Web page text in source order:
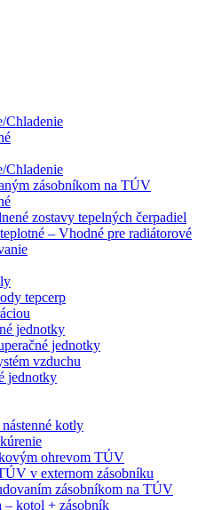
Chladenie
Chladenie
zásobníkom na TÚV
zostavy tepelných čerpadiel
– Vhodné pre radiátorové
tepcerp
jednotky
jednotky
vzduchu
jednotky
kotly
ohrevom TÚV
v externom zásobníku
zásobníkom na TÚV
– kotol + zásobník